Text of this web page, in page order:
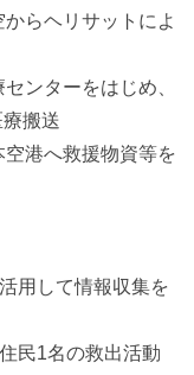
らヘリサットによ
ンターをはじめ、
搬送
空港へ救援物資等を
用して情報収集を
民1名の救出活動